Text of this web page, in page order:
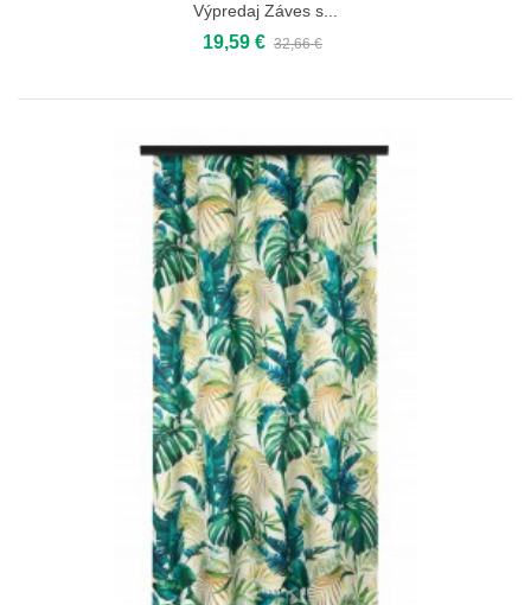
Výpredaj Záves s...
19,59 € 32,66 €